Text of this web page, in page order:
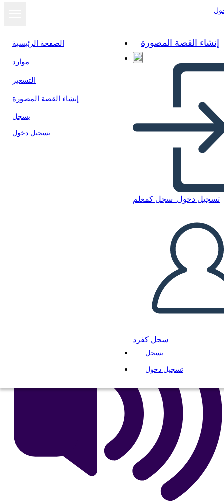
الصفحة الرئيسية
موارد
التسعير
إنشاء القصة المصورة
يسجل
تسجيل دخول
إنشاء القصة المصورة
تسجيل دخول سجل كمعلم
سجل كفرد
يسجل
تسجيل دخول
Na Svatební Tanec Postavy